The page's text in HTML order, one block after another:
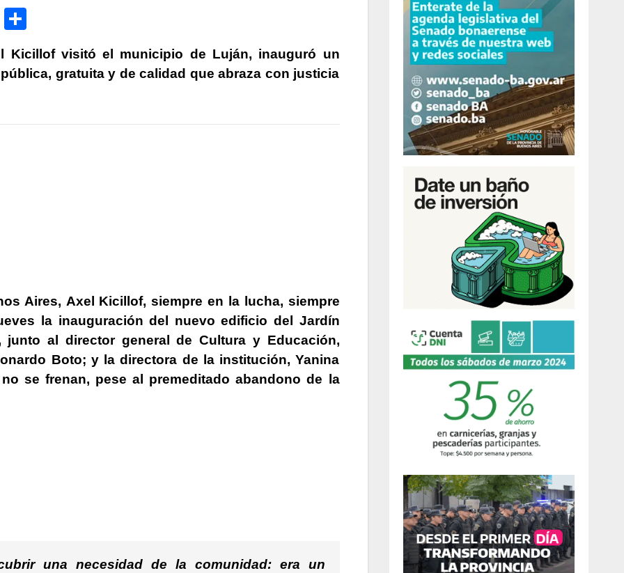
P
m
p
tir
Kicillof visitó el municipio de Luján, inauguró un
gratuita y de calidad que abraza con justicia
Aires, Axel Kicillof, siempre en la lucha, siempre
la inauguración del nuevo edificio del Jardín
junto al director general de Cultura y Educación,
Boto; y la directora de la institución, Yanina
se frenan, pese al premeditado abandono de la
una necesidad de la comunidad: era un